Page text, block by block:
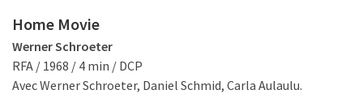
Home Movie
Werner Schroeter
RFA / 1968 / 4 min / DCP
Avec Werner Schroeter, Daniel Schmid, Carla Aulaulu.